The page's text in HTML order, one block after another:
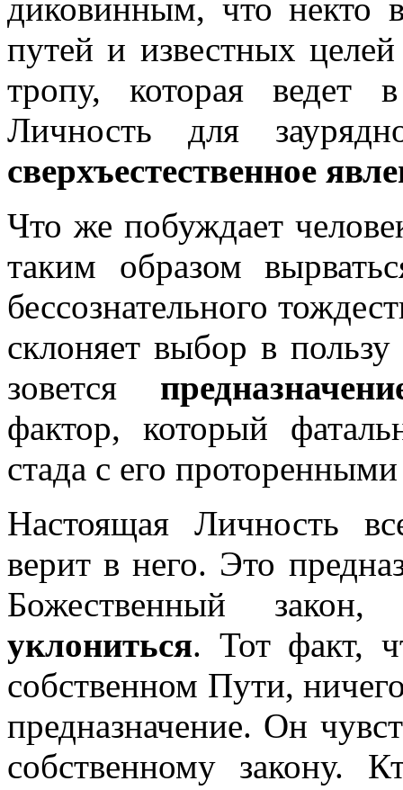
диковинным, что некто
путей и известных
тропу, которая ведет
Личность для
сверхъестественное
Что же побуждает
таким образом
бессознательного
склоняет выбор в
зовется
фактор, который
стада с его
Настоящая Личность
верит в него. Это
Божественный
уклониться. Тот факт,
собственном Пути,
предназначение. Он
собственному закону.